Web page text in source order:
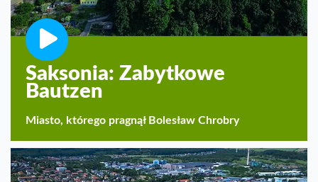
Saksonia: Zabytkowe
Bautzen
Miasto, którego pragnął Bolesław Chrobry